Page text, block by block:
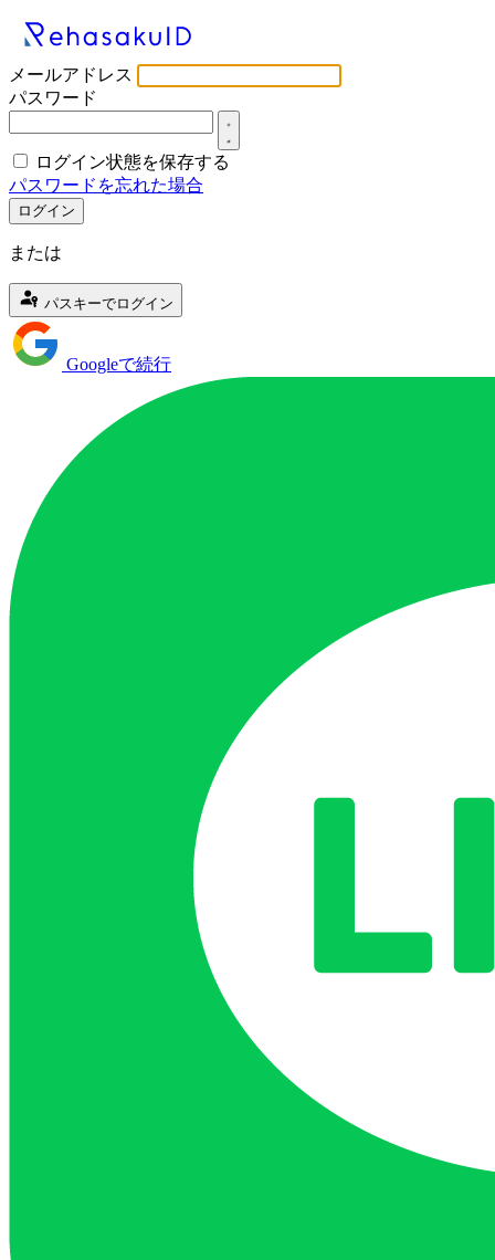
メールアドレス
パスワード
ログイン状態を保存する
パスワードを忘れた場合
ログイン
または
パスキーでログイン
Googleで続行